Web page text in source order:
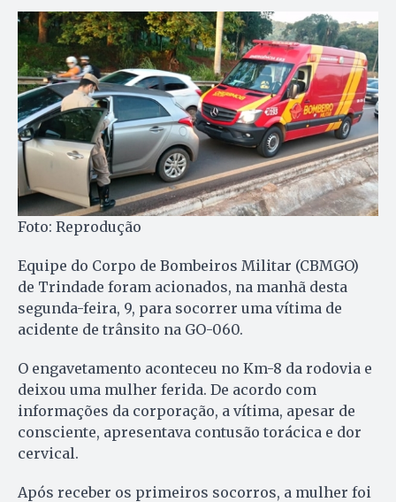
Foto: Reprodução
Equipe do Corpo de Bombeiros Militar (CBMGO)
de Trindade foram acionados, na manhã desta
segunda-feira, 9, para socorrer uma vítima de
acidente de trânsito na GO-060.
O engavetamento aconteceu no Km-8 da rodovia e
deixou uma mulher ferida. De acordo com
informações da corporação, a vítima, apesar de
consciente, apresentava contusão torácica e dor
cervical.
Após receber os primeiros socorros, a mulher foi